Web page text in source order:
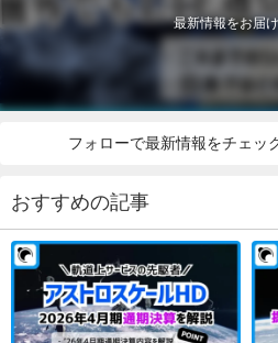
最新情報をお届
フォローで最新情報をチェッ
おすすめの記事